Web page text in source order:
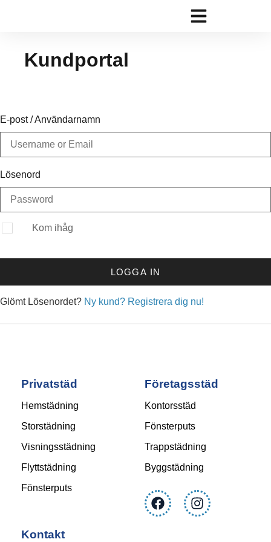
Kundportal
E-post / Användarnamn
Lösenord
Kom ihåg
LOGGA IN
Glömt Lösenordet? Ny kund? Registrera dig nu!
Privatstäd
Hemstädning
Storstädning
Visningsstädning
Flyttstädning
Fönsterputs
Företagsstäd
Kontorsstäd
Fönsterputs
Trappstädning
Byggstädning
Kontakt